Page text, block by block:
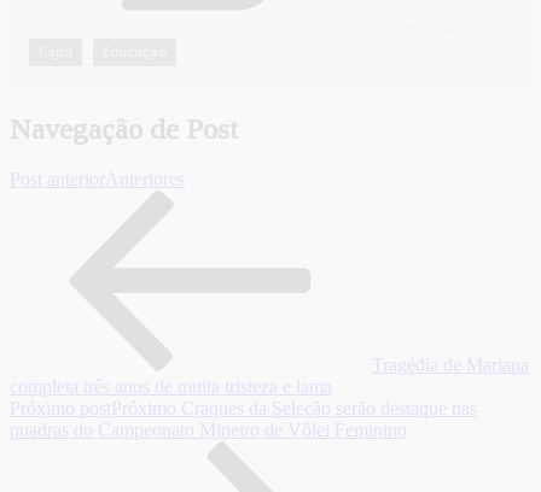
Navegação de Post
Post anterior Anteriores
Tragédia de Mariana
completa três anos de muita tristeza e lama
Próximo post Próximo Craques da Seleção serão destaque nas
quadras do Campeonato Mineiro de Vôlei Feminino